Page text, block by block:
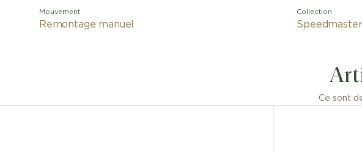
Mouvement
Remontage manuel
Collection
Speedmaster
Ce sont